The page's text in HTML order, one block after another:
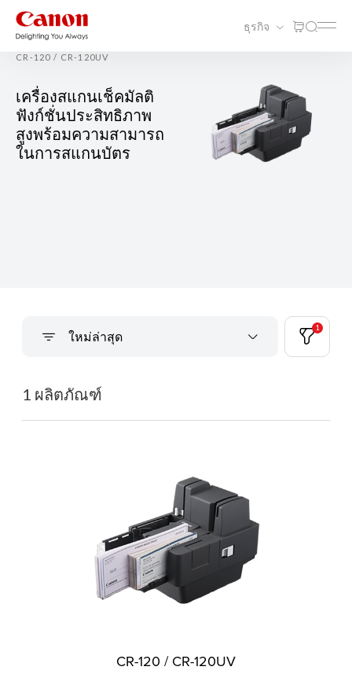
ธุรกิจ
CR-120 / CR-120UV
เครื่องสแกนเช็คมัลติ
ฟังก์ชั่นประสิทธิภาพ
สูงพร้อมความสามารถ
ในการสแกนบัตร
ใหม่ล่าสุด
1
1 ผลิตภัณฑ์
CR-120 / CR-120UV